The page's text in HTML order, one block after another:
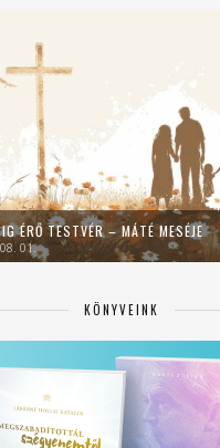
ÉRŐ TESTVÉR – MÁTÉ MESÉJE
01.
KÖNYVEINK